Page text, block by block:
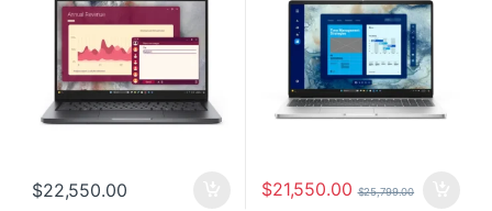
$22,550.00 $21,550.00 $25,799.00